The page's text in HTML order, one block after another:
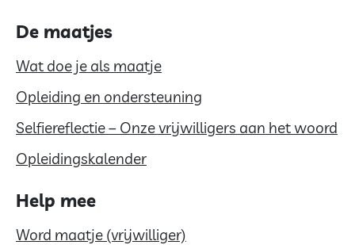
De maatjes
Wat doe je als maatje
Opleiding en ondersteuning
Selfiereflectie – Onze vrijwilligers aan het woord
Opleidingskalender
Help mee
Word maatje (vrijwilliger)